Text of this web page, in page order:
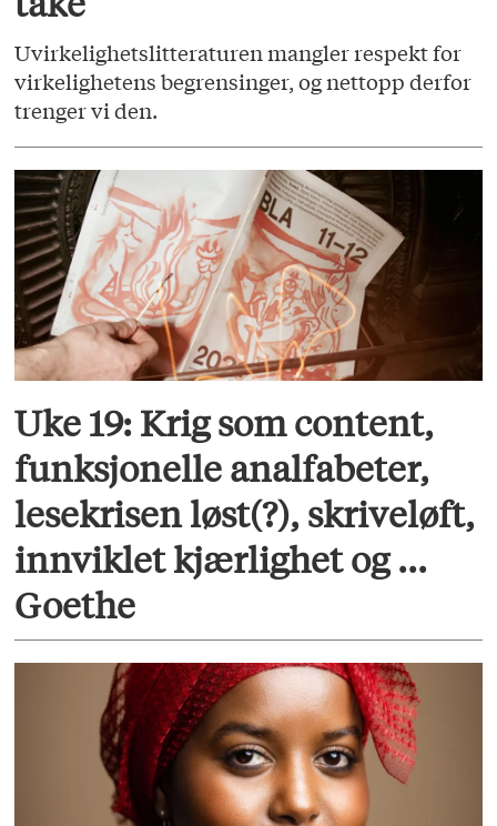
Uvirkelighetslitteraturen mangler respekt for
virkelighetens begrensinger, og nettopp derfor
trenger vi den.
Uke 19: Krig som content,
funksjonelle analfabeter,
lesekrisen løst(?), skriveløft,
innviklet kjærlighet og ...
Goethe